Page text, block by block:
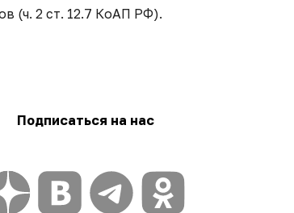
(ч. 2 ст. 12.7 КоАП РФ).
Подписаться на нас